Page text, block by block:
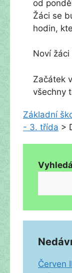
od
Žáci se
hodin,
Noví žáci
Začátek
všechny
Základní
- 3. třída >
Červen